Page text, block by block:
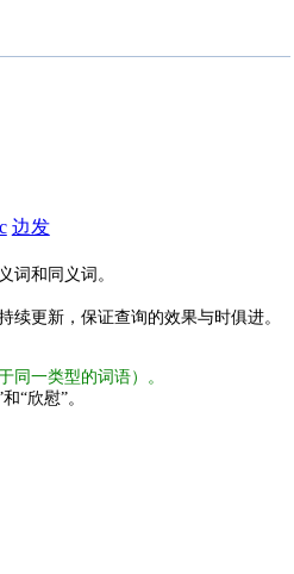
边发
词和同义词。
更新，保证查询的效果与时俱进。
同一类型的词语）。
“欣慰”。